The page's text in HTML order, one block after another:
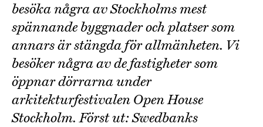
besöka några av Stockholms mest
spännande byggnader och platser som
annars är stängda för allmänheten. Vi
besöker några av de fastigheter som
öppnar dörrarna under
arkitekturfestivalen Open House
Stockholm. Först ut: Swedbanks